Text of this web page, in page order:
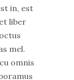
in, est
liber
mel.
omnis